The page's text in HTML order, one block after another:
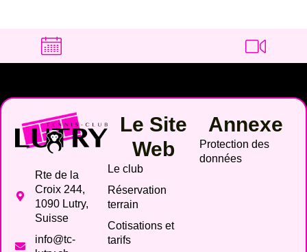
Rte de la
Croix 244,
1090 Lutry,
Suisse
info@tc-
Le Site
Web
Le club
Réservation
terrain
Cotisations et
tarifs
Annexe
Protection des
données